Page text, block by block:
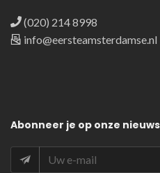
(020) 214 8998
info@eersteamsterdamse.nl
Abonneer je op onze